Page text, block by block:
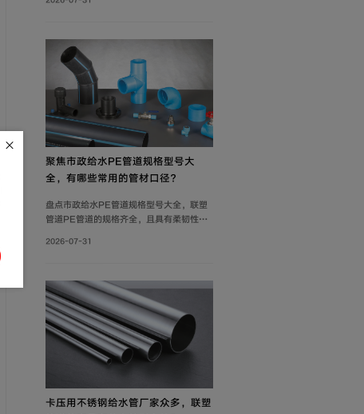
是值得信赖的选择。
聚焦市政给水PE管道规格型号大
全，有哪些常用的管材口径？
盘点市政给水PE管道规格型号大全，联塑
管道PE管道的规格齐全，且具有柔韧性
特点，广泛应用于市政供水系统、建筑给水
管及小区给水，大口径（dn125-
dn1600）用于市政主干管。
2026-07-31
卡压用不锈钢给水管厂家众多，联塑